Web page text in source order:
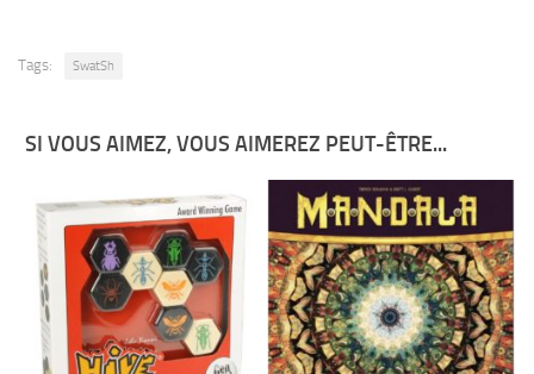
Tags: SwatSh
SI VOUS AIMEZ, VOUS AIMEREZ PEUT-ÊTRE...